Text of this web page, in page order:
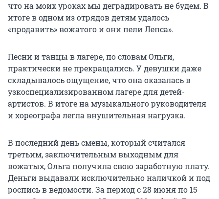
что на моих уроках мы деградировать не будем. В
итоге в одном из отрядов детям удалось
«продавить» вожатого и они пели Лепса».
Песни и танцы в лагере, по словам Ольги,
практически не прекращались. У девушки даже
складывалось ощущение, что она оказалась в
узкоспециализированном лагере для детей-
артистов. В итоге на музыкального руководителя
и хореографа легла внушительная нагрузка.
В последний день смены, который считался
третьим, заключительным выходным для
вожатых, Ольга получила свою заработную плату.
Деньги выдавали исключительно наличкой и под
роспись в ведомости. За период с 28 июня по 15